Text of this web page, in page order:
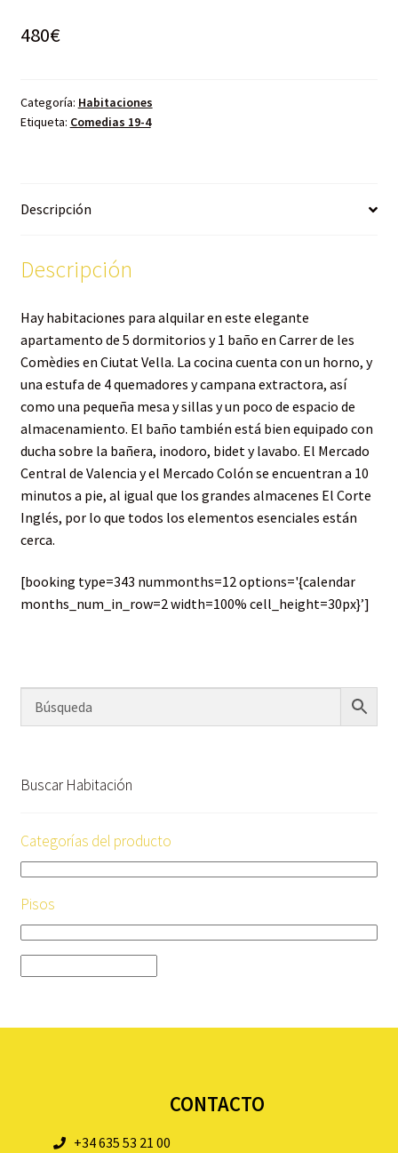
480€
Categoría: Habitaciones
Etiqueta: Comedias 19-4
Descripción
Descripción
Hay habitaciones para alquilar en este elegante
apartamento de 5 dormitorios y 1 baño en Carrer de les
Comèdies en Ciutat Vella. La cocina cuenta con un horno, y
una estufa de 4 quemadores y campana extractora, así
como una pequeña mesa y sillas y un poco de espacio de
almacenamiento. El baño también está bien equipado con
ducha sobre la bañera, inodoro, bidet y lavabo. El Mercado
Central de Valencia y el Mercado Colón se encuentran a 10
minutos a pie, al igual que los grandes almacenes El Corte
Inglés, por lo que todos los elementos esenciales están
cerca.
[booking type=343 nummonths=12 options='{calendar
months_num_in_row=2 width=100% cell_height=30px}’]
Buscar Habitación
Categorías del producto
Pisos
CONTACTO
+34 635 53 21 00